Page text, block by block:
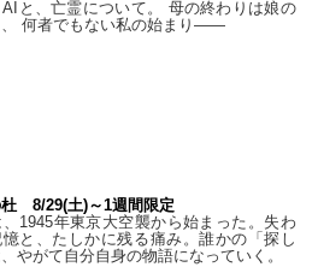
と、亡霊について。 母の終わりは娘の
、 何者でもない私の始まり――
杜 8/29(土)～1週間限定
1945年東京大空襲から始まった。失わ
と、たしかに残る痛み。誰かの「探し
やがて自分自身の物語になっていく。